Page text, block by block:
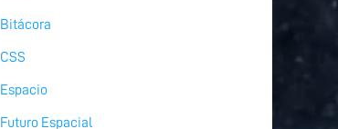
Bitácora
CSS
Espacio
Futuro Espacial